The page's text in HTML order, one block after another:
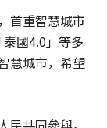
首重智慧城市
國4.0」等多
慧城市，希望